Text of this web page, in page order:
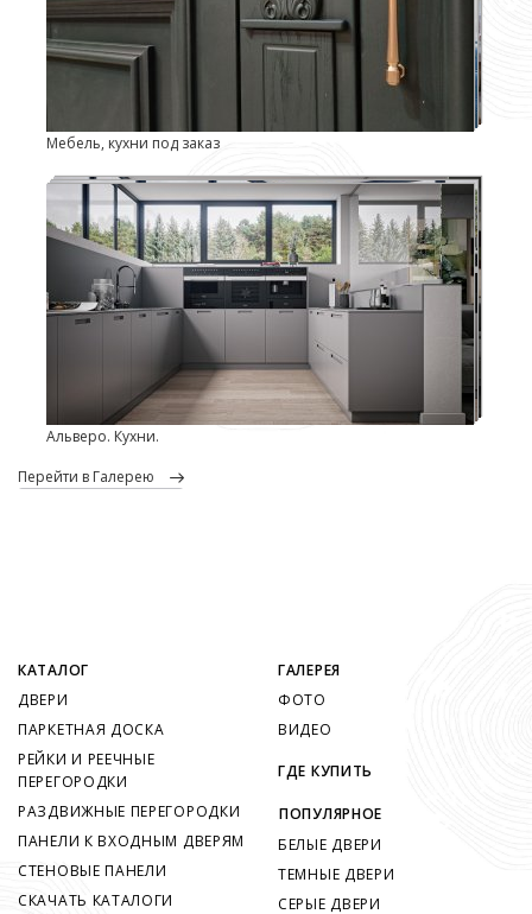
Мебель, кухни под заказ
Альверо. Кухни.
перейти в Галерею
КАТАЛОГ
ДВЕРИ
ПАРКЕТНАЯ ДОСКА
РЕЙКИ И РЕЕЧНЫЕ
ПЕРЕГОРОДКИ
РАЗДВИЖНЫЕ ПЕРЕГОРОДКИ
ПАНЕЛИ К ВХОДНЫМ ДВЕРЯМ
СТЕНОВЫЕ ПАНЕЛИ
СКАЧАТЬ КАТАЛОГИ
ГАЛЕРЕЯ
ФОТО
ВИДЕО
ГДЕ КУПИТЬ
ПОПУЛЯРНОЕ
БЕЛЫЕ ДВЕРИ
ТЕМНЫЕ ДВЕРИ
СЕРЫЕ ДВЕРИ